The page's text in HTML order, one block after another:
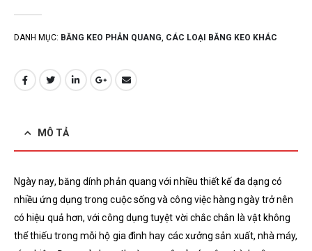
DANH MỤC: BĂNG KEO PHẢN QUANG, CÁC LOẠI BĂNG KEO KHÁC
MÔ TẢ
Ngày nay, băng dính phản quang với nhiều thiết kế đa dạng có
nhiều ứng dụng trong cuộc sống và công việc hàng ngày trở nên
có hiệu quả hơn, với công dụng tuyệt vời chắc chắn là vật không
thể thiếu trong mỗi hộ gia đình hay các xưởng sản xuất, nhà máy,